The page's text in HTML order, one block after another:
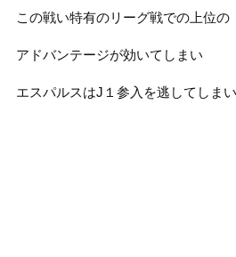
この戦い特有のリーグ戦での上位の
アドバンテージが効いてしまい
エスパルスはJ１参入を逃してしまい